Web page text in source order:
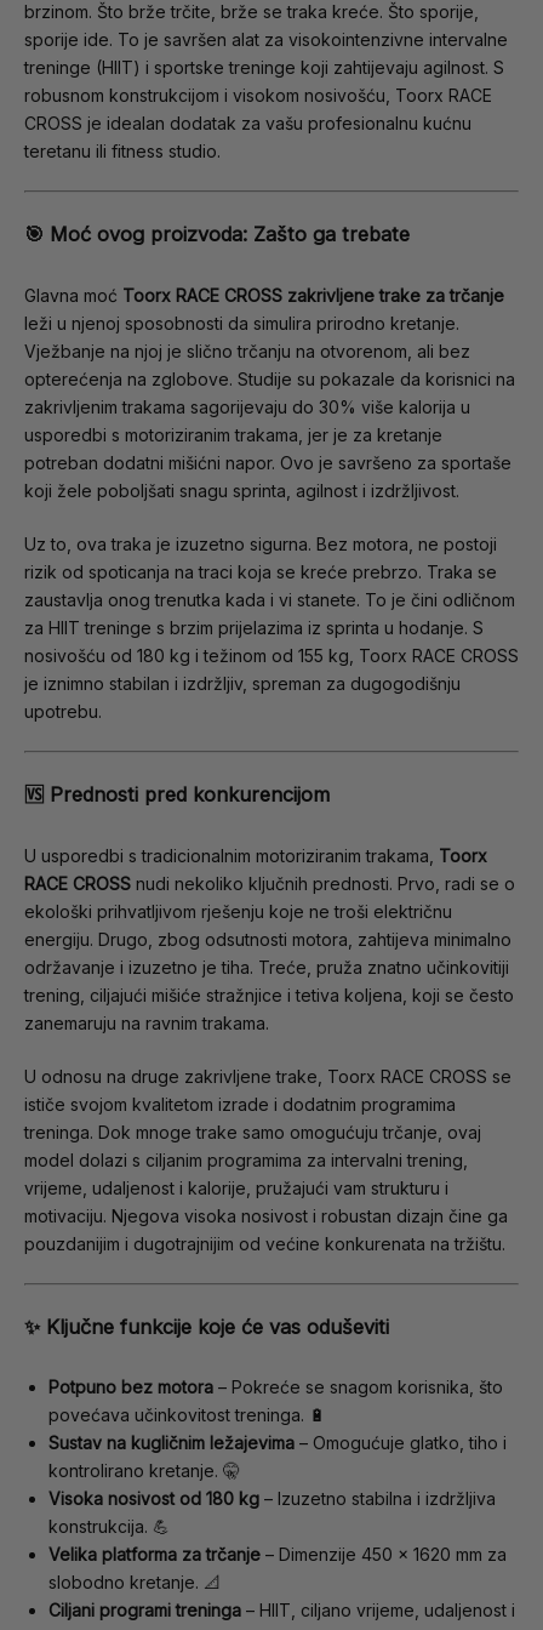
brzinom. Što brže trčite, brže se traka kreće. Što sporije,
sporije ide. To je savršen alat za visokointenzivne intervalne
treninge (HIIT) i sportske treninge koji zahtijevaju agilnost. S
robusnom konstrukcijom i visokom nosivošću, Toorx RACE
CROSS je idealan dodatak za vašu profesionalnu kućnu
teretanu ili fitness studio.
🎯 Moć ovog proizvoda: Zašto ga trebate
Glavna moć Toorx RACE CROSS zakrivljene trake za trčanje
leži u njenoj sposobnosti da simulira prirodno kretanje.
Vježbanje na njoj je slično trčanju na otvorenom, ali bez
opterećenja na zglobove. Studije su pokazale da korisnici na
zakrivljenim trakama sagorijevaju do 30% više kalorija u
usporedbi s motoriziranim trakama, jer je za kretanje
potreban dodatni mišićni napor. Ovo je savršeno za sportaše
koji žele poboljšati snagu sprinta, agilnost i izdržljivost.
Uz to, ova traka je izuzetno sigurna. Bez motora, ne postoji
rizik od spoticanja na traci koja se kreće prebrzo. Traka se
zaustavlja onog trenutka kada i vi stanete. To je čini odličnom
za HIIT treninge s brzim prijelazima iz sprinta u hodanje. S
nosivošću od 180 kg i težinom od 155 kg, Toorx RACE CROSS
je iznimno stabilan i izdržljiv, spreman za dugogodišnju
upotrebu.
🆚 Prednosti pred konkurencijom
U usporedbi s tradicionalnim motoriziranim trakama, Toorx
RACE CROSS nudi nekoliko ključnih prednosti. Prvo, radi se o
ekološki prihvatljivom rješenju koje ne troši električnu
energiju. Drugo, zbog odsutnosti motora, zahtijeva minimalno
održavanje i izuzetno je tiha. Treće, pruža znatno učinkovitiji
trening, ciljajući mišiće stražnjice i tetiva koljena, koji se često
zanemaruju na ravnim trakama.
U odnosu na druge zakrivljene trake, Toorx RACE CROSS se
ističe svojom kvalitetom izrade i dodatnim programima
treninga. Dok mnoge trake samo omogućuju trčanje, ovaj
model dolazi s ciljanim programima za intervalni trening,
vrijeme, udaljenost i kalorije, pružajući vam strukturu i
motivaciju. Njegova visoka nosivost i robustan dizajn čine ga
pouzdanijim i dugotrajnijim od većine konkurenata na tržištu.
✨ Ključne funkcije koje će vas oduševiti
Potpuno bez motora – Pokreće se snagom korisnika, što
povećava učinkovitost treninga. 🔋
Sustav na kugličnim ležajevima – Omogućuje glatko, tiho i
kontrolirano kretanje. 🤫
Visoka nosivost od 180 kg – Izuzetno stabilna i izdržljiva
konstrukcija. 💪
Velika platforma za trčanje – Dimenzije 450 x 1620 mm za
slobodno kretanje. 📐
Ciljani programi treninga – HIIT, ciljano vrijeme, udaljenost i